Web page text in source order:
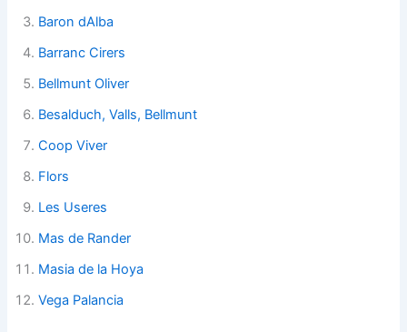
Baron dAlba
Barranc Cirers
Bellmunt Oliver
Besalduch, Valls, Bellmunt
Coop Viver
Flors
Les Useres
Mas de Rander
Masia de la Hoya
Vega Palancia